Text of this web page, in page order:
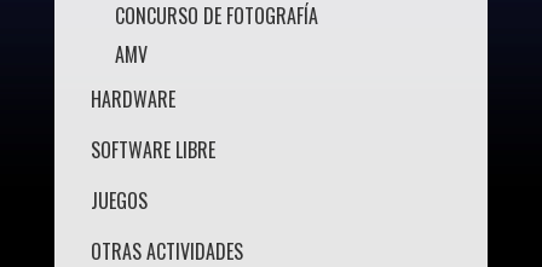
CONCURSO DE FOTOGRAFÍA
AMV
HARDWARE
SOFTWARE LIBRE
JUEGOS
OTRAS ACTIVIDADES